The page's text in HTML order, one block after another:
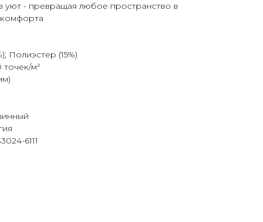
уют - превращая любое пространство в
Полиэстер (15%)
м²
6111